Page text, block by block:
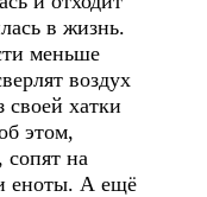
в жизнь.
меньше
воздух
хатки
этом,
сопят на
еноты. А ещё